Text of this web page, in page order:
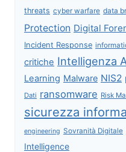
threats cyber warfare data
Protection Digital
Incident Response
critiche Intelligenza
Learning Malware NIS2
Dati ransomware Risk
sicurezza
engineering Sovranità Digitale
Intelligence